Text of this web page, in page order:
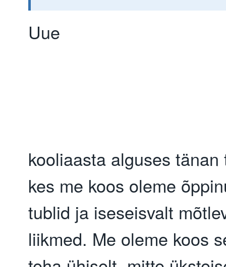
Uue
kooliaasta alguses
kes me koos oleme
tublid ja iseseisvalt
liikmed. Me oleme koos